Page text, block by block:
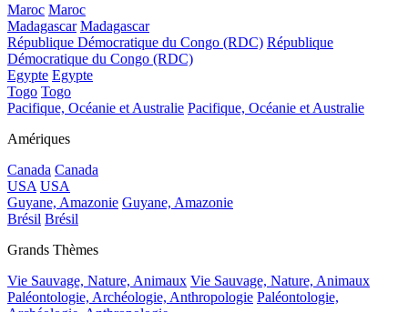
Maroc Maroc
Madagascar Madagascar
République Démocratique du Congo (RDC) République
Démocratique du Congo (RDC)
Egypte Egypte
Togo Togo
Pacifique, Océanie et Australie Pacifique, Océanie et Australie
Amériques
Canada Canada
USA USA
Guyane, Amazonie Guyane, Amazonie
Brésil Brésil
Grands Thèmes
Vie Sauvage, Nature, Animaux Vie Sauvage, Nature, Animaux
Paléontologie, Archéologie, Anthropologie Paléontologie,